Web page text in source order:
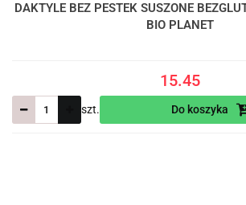
DAKTYLE BEZ PESTEK SUSZONE
BIO PLANET
15.45
szt. Do koszyka